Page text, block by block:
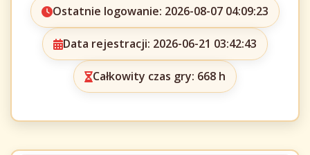
Ostatnie logowanie: 2026-08-07 04:09:23
Data rejestracji: 2026-06-21 03:42:43
Całkowity czas gry: 668 h